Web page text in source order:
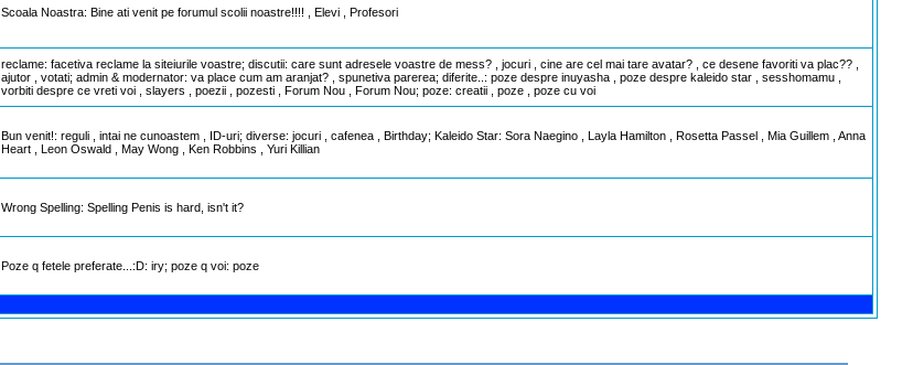
Scoala Noastra: Bine ati venit pe forumul scolii noastre!!!! , Elevi , Profesori
reclame: facetiva reclame la siteiurile voastre; discutii: care sunt adresele voastre de mess? , jocuri , cine are cel mai tare avatar? , ce desene favoriti va plac?? ,
ajutor , votati; admin & modernator: va place cum am aranjat? , spunetiva parerea; diferite..: poze despre inuyasha , poze despre kaleido star , sesshomamu ,
vorbiti despre ce vreti voi , slayers , poezii , pozesti , Forum Nou , Forum Nou; poze: creatii , poze , poze cu voi
Bun venit!: reguli , intai ne cunoastem , ID-uri; diverse: jocuri , cafenea , Birthday; Kaleido Star: Sora Naegino , Layla Hamilton , Rosetta Passel , Mia Guillem , Anna
Heart , Leon Oswald , May Wong , Ken Robbins , Yuri Killian
Wrong Spelling: Spelling Penis is hard, isn't it?
Poze q fetele preferate...:D: iry; poze q voi: poze